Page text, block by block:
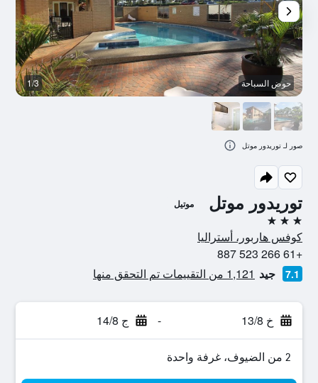
توريدور موتل موتيل
3 نجوم
كوفس هاربور، أستراليا
+61 266 523 887
7.1 جيد 1,121 من التقييمات تم التحقق منها
خ 13/8 - ج 14/8
2 من الضيوف، غرفة واحدة
حوض السباحة 1/3
صور لـ توريدور موتل